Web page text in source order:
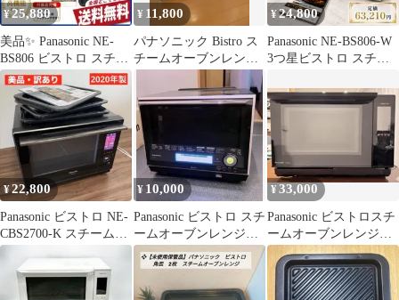
¥25,880
美品✨ Panasonic NE-
BS806 ビストロ スチー
ムオーブンレンジ
¥ 11,800
パナソニック Bistro ス
チームオーブンレンジ
3つ星ビストロ 1000W
¥24,800
Panasonic NE-BS806-W
3つ星ビストロ スチー
¥22,800
Panasonic ビストロ NE-
CBS2700-K スチームオ
ーブンレンジ
¥ 10,000
Panasonic ビストロ スチ
ームオーブンレンジ
NE-R305(NK)
¥33,000
Panasonic ビストロスチ
ームオーブンレンジ
NE-BS658